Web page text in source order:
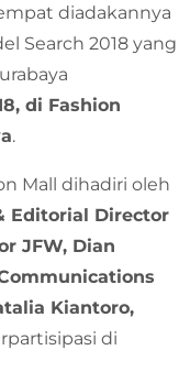
diadakannya
Search 2018 yang
di Fashion
.
Mall dihadiri oleh
Editorial Director
JFW, Dian
Kiantoro,
di